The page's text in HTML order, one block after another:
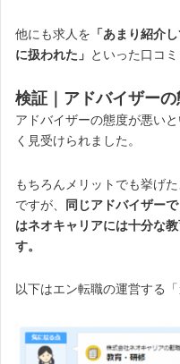
他にも求人を 「あまり紹介
に扱われた」 といった口コ
検証｜アドバイザー
アドバイザーの態度が悪い
く見受けられました。
もちろんメリットでも挙げ
ですが、
同じアドバイザー
はネオキャリアには十分な
す。
以下はエン転職の運営する